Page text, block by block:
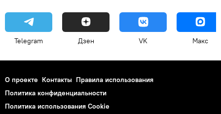
Telegram Дзен VK Макс
О проекте Контакты Правила использования
Политика конфиденциальности
Политика использования Cookie